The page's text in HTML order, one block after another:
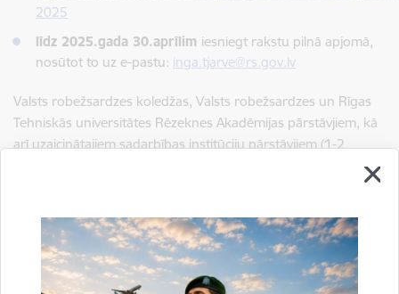
2025
līdz 2025.gada 30.aprīlim iesniegt rakstu pilnā apjomā,
nosūtot to uz e-pastu: inga.tjarve@rs.gov.lv
Valsts robežsardzes koledžas, Valsts robežsardzes un Rīgas
Tehniskās universitātes Rēzeknes Akadēmijas pārstāvjiem, kā
arī uzaicinātajiem sadarbības institūciju pārstāvjiem (1-2
Valsts robežsardzes koledžas amatpersonu, Rīgas Tehniskās
universitātes Rēzeknes Akadēmijas, citu valsts augtākās
izglītības iestāžu docētāju un studējošo 7.zinātniski praktiskās
konferences „Robežu drošība un iekšējā drošība: attīstība,